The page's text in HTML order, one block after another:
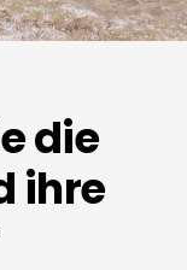
die
ihre